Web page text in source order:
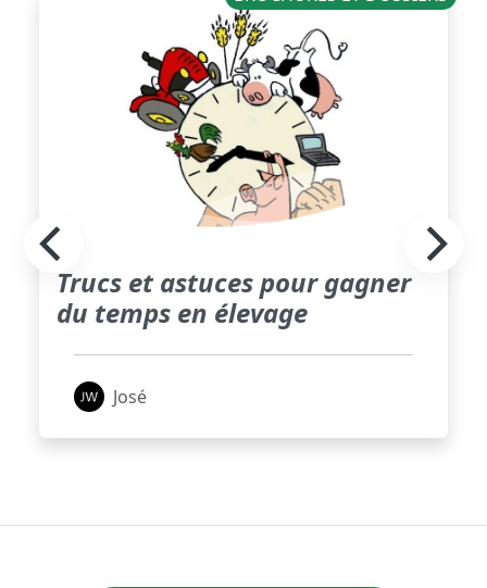
Trucs et astuces pour gagner
du temps en élevage
José